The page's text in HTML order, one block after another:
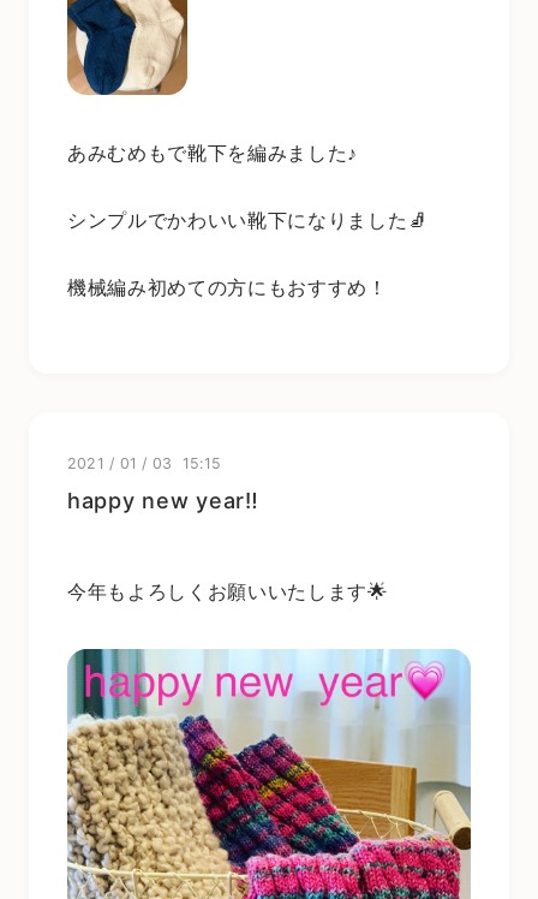
あみむめもで靴下を編みました♪
シンプルでかわいい靴下になりました🧦
機械編み初めての方にもおすすめ！
2021 / 01 / 03 15:15
happy new year‼️
今年もよろしくお願いいたします🌟